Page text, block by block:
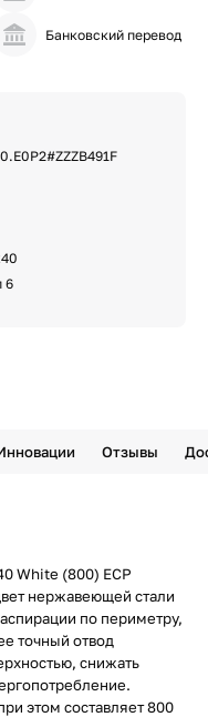
Банковский перевод
6
Отзывы
White (800) ECP
нержавеющей стали
по периметру,
точный отвод
снижать
этом составляет 800